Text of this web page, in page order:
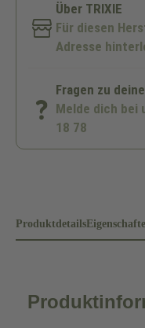
Über TRIXIE
Für diesen
Adresse
Fragen zu
Melde dich bei
18 78
Produktdetails